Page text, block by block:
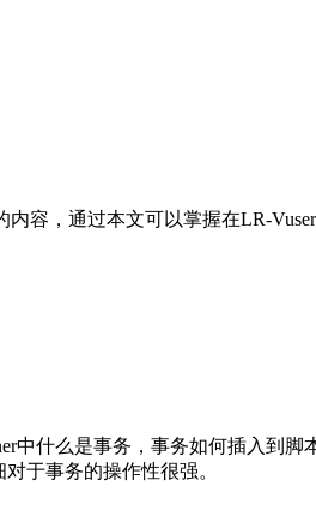
容，通过本文可以掌握在LR-
中什么是事务，事务如何插入到
于事务的操作性很强。